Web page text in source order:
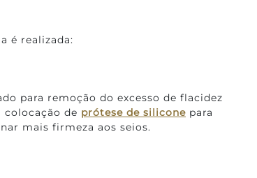
é realizada:
para remoção do excesso de flacidez
colocação de prótese de silicone para
mais firmeza aos seios.